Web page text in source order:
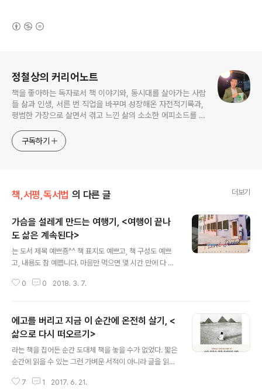
정철상의 커리어노트
책을 좋아하는 독자로서 책 이야기와, 동시대를 살아가는 사람
들 삶과 인생, 서른 번 직업을 바꾸며 성장해온 자전적기록과,
평범한 가장으로 살면서 겪고 느낀 삶의 소소한 에피소드를 전
고픈 커리어코치, 유튜브: 정교수의 인생수업
구독하기
책,서평,독서법 의 다른 글 더보기
가슴을 설레게 만드는 여행기, <여행이 끝나
도 삶은 계속된다>
는 도서 제목 예쁘죵^^ 책 표지도 예쁘고, 책 구성도 예쁘
고, 내용도 참 예쁩니다. 마음만 먹으면 몇 시간 만에 다 읽
더 아끼고 싶어서 후다다닥 읽던 내 허기진 욕심을 멈추고
달됩니다. 작가의 프로필을 봤을 때는 여행기는 분명 처음
이었을 터인데요. 여행작가 저리가라고 할 정도로 잘 썼네
요. 무엇보다도 여행지 하나하나에 자신의 생각과 더불어
음식, 길거리, 여행지와 여행지에서 만난 사람들의 이야기
여행사진에 감탄했습니다. ‘나도 여행할 때 사진 좀 저렇게
0 0 2018. 3. 7.
에고를 버리고 지금 이 순간에 온전히 살기, <
삶으로 다시 떠오르기>
라는 책을 집어든 순간 도대체 책을 놓을 수가 없었다. 짧은
순간에 읽을 수 있는 그런 가벼운 서적이 아니라 글을 읽는
트레칭하면서도 읽고, 엘리베이터 안에서도 읽고, 걸어가
7 1 2017. 6. 21.